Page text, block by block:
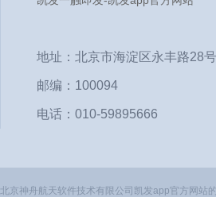
地址：北京市海淀区永丰路28号
邮编：100094
电话：010-59895666
北京神舟航天软件技术有限公司凯发app官方网站